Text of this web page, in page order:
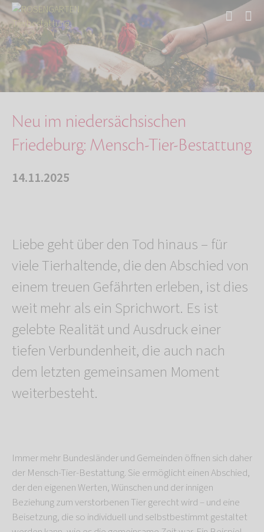
Start Über uns
Aktuelles
Neu im niedersächsischen Friedeburg: Mensch-T…
Neu im niedersächsischen
Friedeburg: Mensch-Tier-Bestattung
14.11.2025
Liebe geht über den Tod hinaus – für
viele Tierhaltende, die den Abschied von
einem treuen Gefährten erleben, ist dies
weit mehr als ein Sprichwort. Es ist
gelebte Realität und Ausdruck einer
tiefen Verbundenheit, die auch nach
dem letzten gemeinsamen Moment
weiterbesteht.
Immer mehr Bundesländer und Gemeinden öffnen sich daher
der Mensch-Tier-Bestattung. Sie ermöglicht einen Abschied,
der den eigenen Werten, Wünschen und der innigen
Beziehung zum verstorbenen Tier gerecht wird – und eine
Beisetzung, die so individuell und selbstbestimmt gestaltet